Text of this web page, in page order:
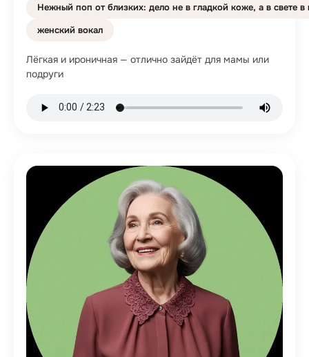
Нежный поп от близких: дело не в гладкой коже, а в свете
женский вокал
Лёгкая и ироничная — отлично зайдёт для мамы или
подруги